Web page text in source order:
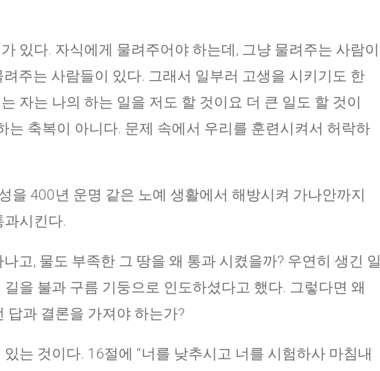
있다. 자식에게 물려주어야 하는데, 그냥 물려주는 사람이
주는 사람들이 있다. 그래서 일부러 고생을 시키기도 한
자는 나의 하는 일을 저도 할 것이요 더 큰 일도 할 것이
는 축복이 아니다. 문제 속에서 우리를 훈련시켜서 허락하
을 400년 운명 같은 노예 생활에서 해방시켜 가나안까지
과시킨다.
고, 물도 부족한 그 땅을 왜 통과 시켰을까? 우연히 생긴 일
을 불과 구름 기둥으로 인도하셨다고 했다. 그렇다면 왜
답과 결론을 가져야 하는가?
는 것이다. 16절에 “너를 낮추시고 너를 시험하사 마침내